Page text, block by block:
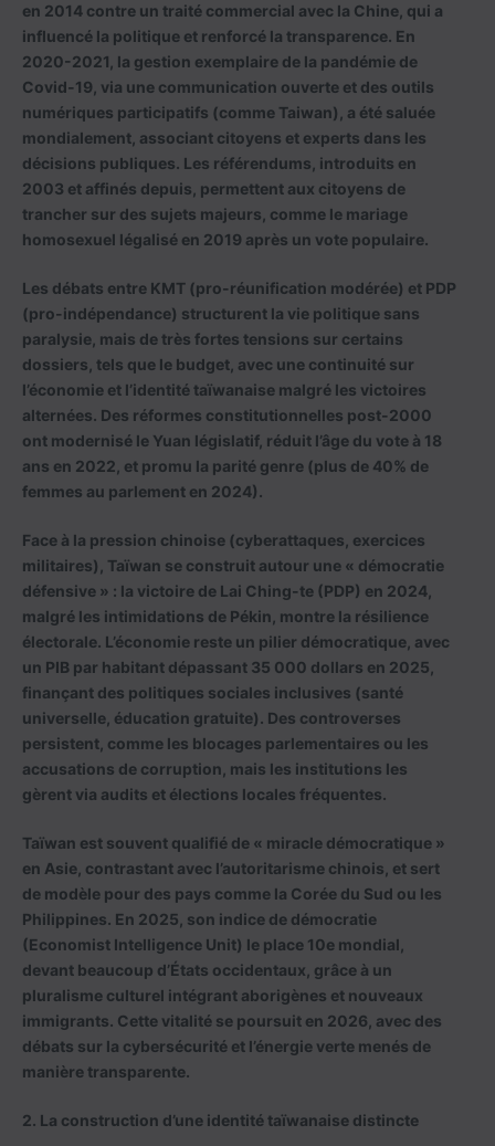
en 2014 contre un traité commercial avec la Chine, qui a
influencé la politique et renforcé la transparence. En
2020-2021, la gestion exemplaire de la pandémie de
Covid-19, via une communication ouverte et des outils
numériques participatifs (comme Taiwan), a été saluée
mondialement, associant citoyens et experts dans les
décisions publiques. Les référendums, introduits en
2003 et affinés depuis, permettent aux citoyens de
trancher sur des sujets majeurs, comme le mariage
homosexuel légalisé en 2019 après un vote populaire.
Les débats entre KMT (pro-réunification modérée) et PDP
(pro-indépendance) structurent la vie politique sans
paralysie, mais de très fortes tensions sur certains
dossiers, tels que le budget, avec une continuité sur
l’économie et l’identité taïwanaise malgré les victoires
alternées. Des réformes constitutionnelles post-2000
ont modernisé le Yuan législatif, réduit l’âge du vote à 18
ans en 2022, et promu la parité genre (plus de 40% de
femmes au parlement en 2024).
Face à la pression chinoise (cyberattaques, exercices
militaires), Taïwan se construit autour une « démocratie
défensive » : la victoire de Lai Ching-te (PDP) en 2024,
malgré les intimidations de Pékin, montre la résilience
électorale. L’économie reste un pilier démocratique, avec
un PIB par habitant dépassant 35 000 dollars en 2025,
finançant des politiques sociales inclusives (santé
universelle, éducation gratuite). Des controverses
persistent, comme les blocages parlementaires ou les
accusations de corruption, mais les institutions les
gèrent via audits et élections locales fréquentes.
Taïwan est souvent qualifié de « miracle démocratique »
en Asie, contrastant avec l’autoritarisme chinois, et sert
de modèle pour des pays comme la Corée du Sud ou les
Philippines. En 2025, son indice de démocratie
(Economist Intelligence Unit) le place 10e mondial,
devant beaucoup d’États occidentaux, grâce à un
pluralisme culturel intégrant aborigènes et nouveaux
immigrants. Cette vitalité se poursuit en 2026, avec des
débats sur la cybersécurité et l’énergie verte menés de
manière transparente.
2. La construction d’une identité taïwanaise distincte